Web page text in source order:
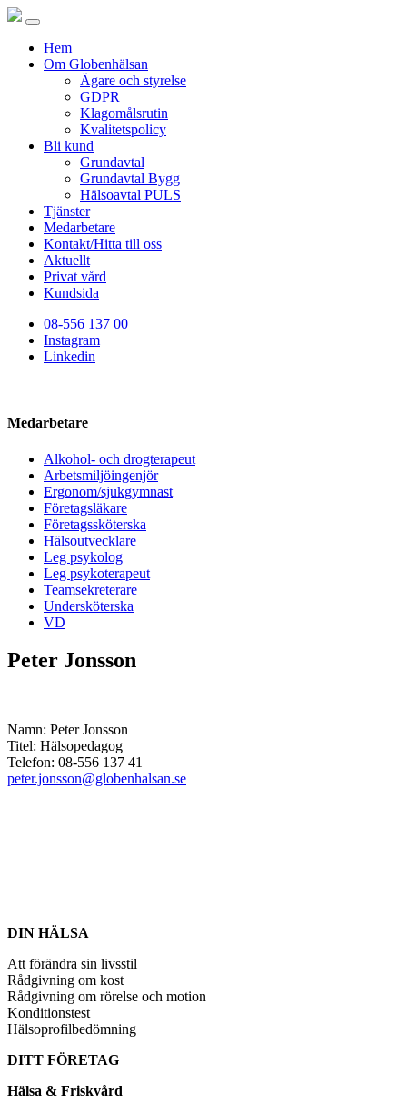
Hem
Om Globenhälsan
Ägare och styrelse
GDPR
Klagomålsrutin
Kvalitetspolicy
Bli kund
Grundavtal
Grundavtal Bygg
Hälsoavtal PULS
Tjänster
Medarbetare
Kontakt/Hitta till oss
Aktuellt
Privat vård
Kundsida
08-556 137 00
Instagram
Linkedin
Medarbetare
Alkohol- och drogterapeut
Arbetsmiljöingenjör
Ergonom/sjukgymnast
Företagsläkare
Företagssköterska
Hälsoutvecklare
Leg psykolog
Leg psykoterapeut
Teamsekreterare
Undersköterska
VD
Peter Jonsson
Namn: Peter Jonsson
Titel: Hälsopedagog
Telefon: 08-556 137 41
peter.jonsson@globenhalsan.se
DIN HÄLSA
Att förändra sin livsstil
Rådgivning om kost
Rådgivning om rörelse och motion
Konditionstest
Hälsoprofilbedömning
DITT FÖRETAG
Hälsa & Friskvård